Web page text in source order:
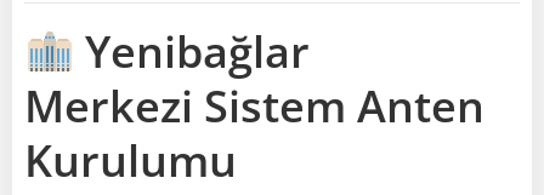
Yenibağlar
Merkezi Sistem Anten
Kurulumu